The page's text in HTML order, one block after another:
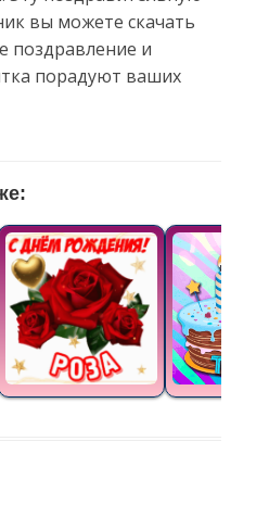
вы можете скачать
поздравление и
порадуют ваших